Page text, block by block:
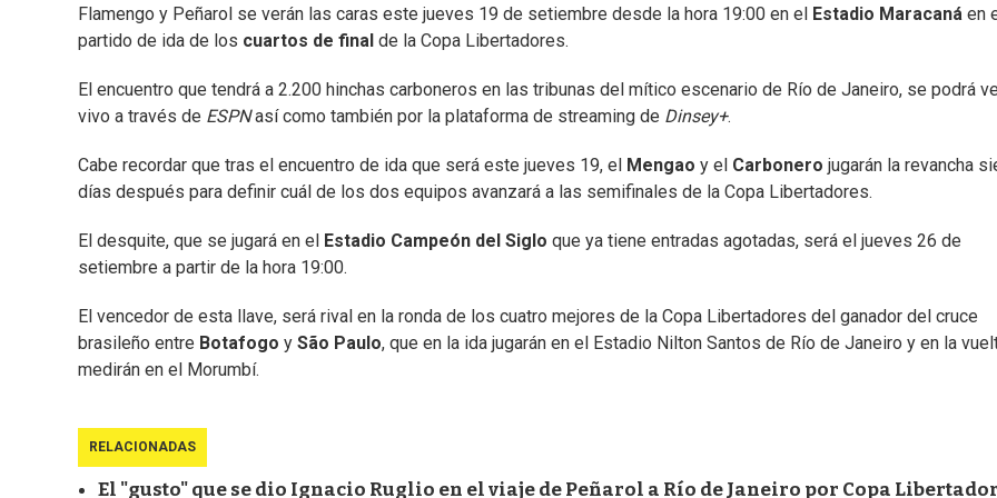
Flamengo y Peñarol se verán las caras este jueves 19 de setiembre desde la hora 19:00 en el Estadio Maracaná en
partido de ida de los cuartos de final de la Copa Libertadores.
El encuentro que tendrá a 2.200 hinchas carboneros en las tribunas del mítico escenario de Río de Janeiro, se podrá
vivo a través de ESPNasí como también por la plataforma de streaming de Dinsey+.
Cabe recordar que tras el encuentro de ida que será este jueves 19, el Mengao y el Carbonero jugarán la revancha
días después para definir cuál de los dos equipos avanzará a las semifinales de la Copa Libertadores.
El desquite, que se jugará en el Estadio Campeón del Siglo que ya tiene entradas agotadas, será el jueves 26 de
setiembre a partir de la hora 19:00.
El vencedor de esta llave, será rival en la ronda de los cuatro mejores de la Copa Libertadores del ganador del cruce
brasileño entre Botafogo y São Paulo, que en la ida jugarán en el Estadio Nilton Santos de Río de Janeiro y en la
medirán en el Morumbí.
RELACIONADAS
El "gusto" que se dio Ignacio Ruglio en el viaje de Peñarol a Río de Janeiro por Copa